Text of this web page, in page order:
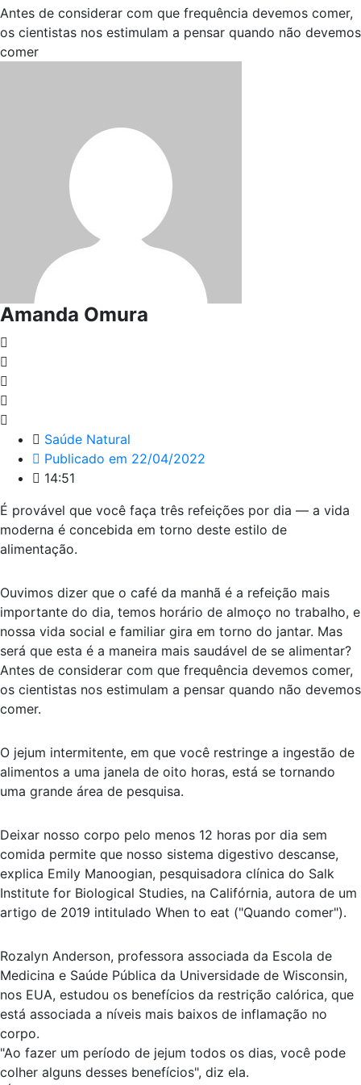
Antes de considerar com que frequência devemos comer,
os cientistas nos estimulam a pensar quando não devemos
comer
Amanda Omura
Saúde Natural
Publicado em 22/04/2022
14:51
É provável que você faça três refeições por dia — a vida
moderna é concebida em torno deste estilo de
alimentação.
Ouvimos dizer que o café da manhã é a refeição mais
importante do dia, temos horário de almoço no trabalho, e
nossa vida social e familiar gira em torno do jantar. Mas
será que esta é a maneira mais saudável de se alimentar?
Antes de considerar com que frequência devemos comer,
os cientistas nos estimulam a pensar quando não devemos
comer.
O jejum intermitente, em que você restringe a ingestão de
alimentos a uma janela de oito horas, está se tornando
uma grande área de pesquisa.
Deixar nosso corpo pelo menos 12 horas por dia sem
comida permite que nosso sistema digestivo descanse,
explica Emily Manoogian, pesquisadora clínica do Salk
Institute for Biological Studies, na Califórnia, autora de um
artigo de 2019 intitulado When to eat ("Quando comer").
Rozalyn Anderson, professora associada da Escola de
Medicina e Saúde Pública da Universidade de Wisconsin,
nos EUA, estudou os benefícios da restrição calórica, que
está associada a níveis mais baixos de inflamação no
corpo.
"Ao fazer um período de jejum todos os dias, você pode
colher alguns desses benefícios", diz ela.